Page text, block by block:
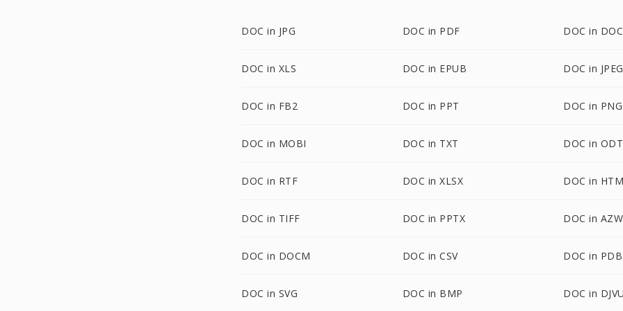
DOC in JPG DOC in PDF DOC in
DOC in XLS DOC in EPUB DOC in JPEG
DOC in FB2 DOC in PPT DOC in PNG
DOC in MOBI DOC in TXT DOC in ODT
DOC in RTF DOC in XLSX DOC in
DOC in TIFF DOC in PPTX DOC in
DOC in DOCM DOC in CSV DOC in PDB
DOC in SVG DOC in BMP DOC in DJVU